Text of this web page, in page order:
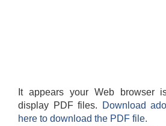
It appears your Web browser
display PDF files.
Download
here to download the PDF file.